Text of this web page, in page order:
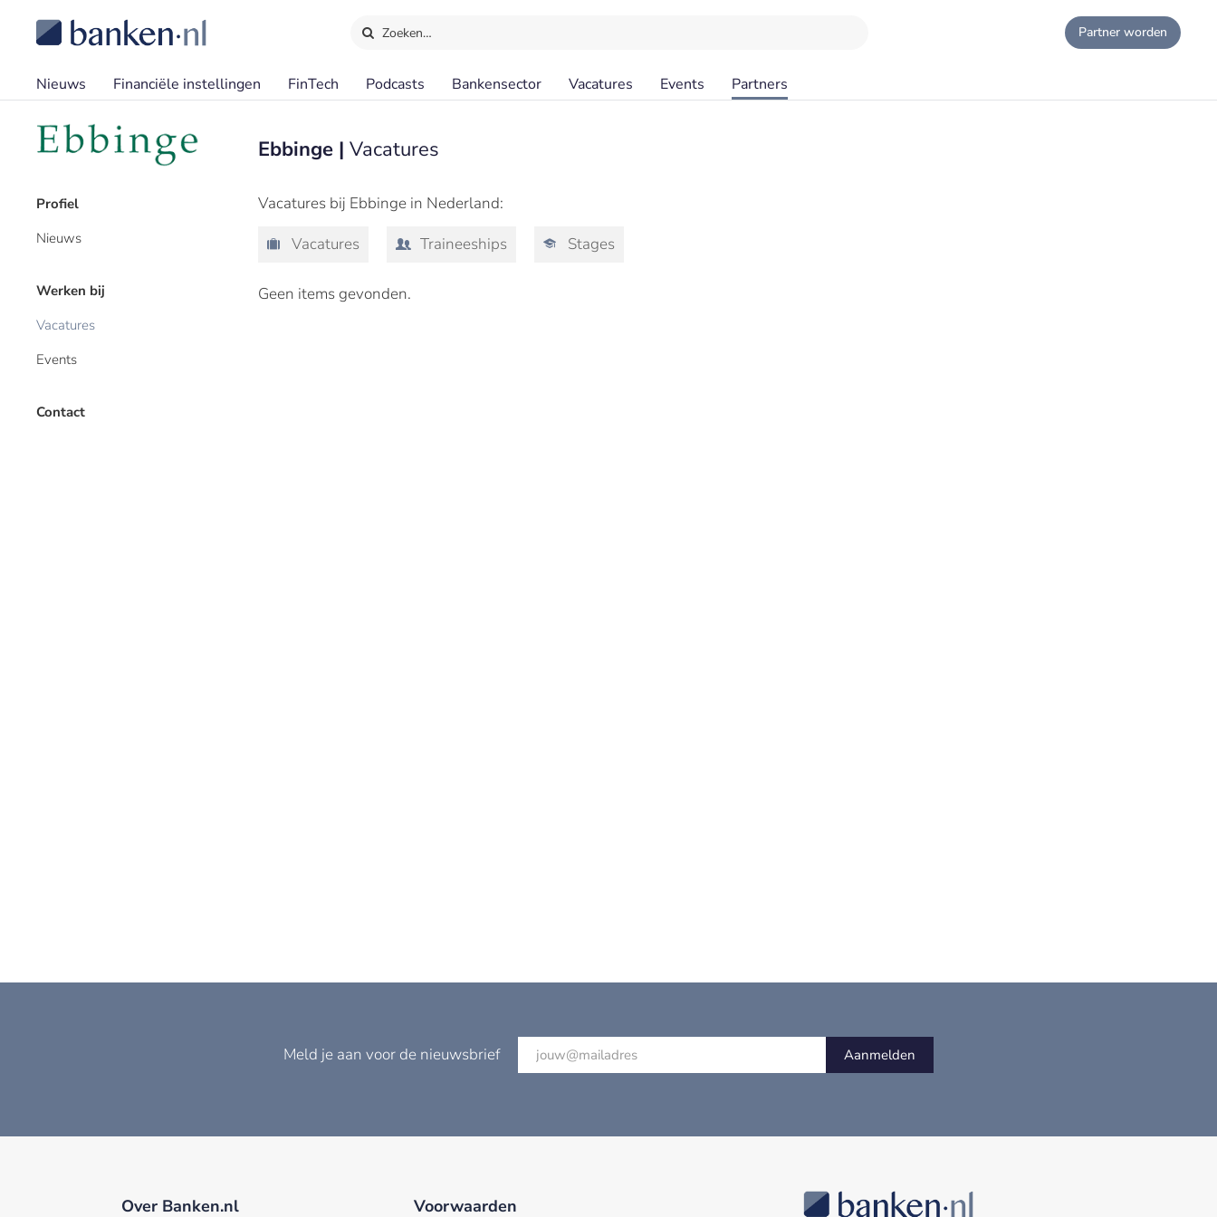
Zoeken… Partner worden
Nieuws Financiële instellingen FinTech Podcasts Bankensector Vacatures Events Partners
Profiel
Nieuws
Werken bij
Vacatures
Events
Contact
Ebbinge | Vacatures
Vacatures bij Ebbinge in Nederland:
Vacatures
Traineeships Stages
Geen items gevonden.
Meld je aan voor de nieuwsbrief Aanmelden
Over Banken.nl Voorwaarden